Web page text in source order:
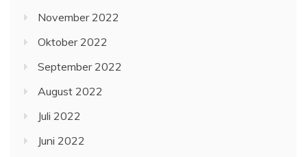
November 2022
Oktober 2022
September 2022
August 2022
Juli 2022
Juni 2022